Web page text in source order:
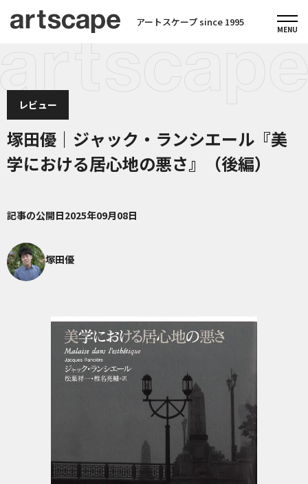
アートスケープ since 1995
レビュー
塚田優｜ジャック・ランシエール『美
学における居心地の悪さ』（後編）
記事の公開日2025年09月08日
塚田優